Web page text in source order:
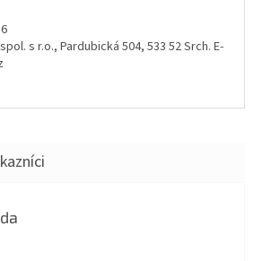
s r.o., Pardubická 504, 533 52 Srch. E-
obchodu je 5 z 5 hvězdiček.